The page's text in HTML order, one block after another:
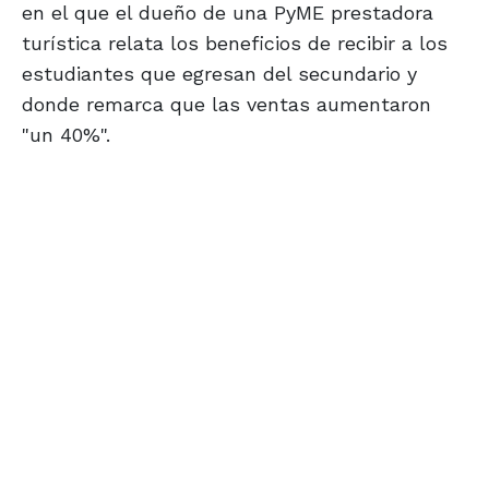
en el que el dueño de una PyME prestadora
turística relata los beneficios de recibir a los
estudiantes que egresan del secundario y
donde remarca que las ventas aumentaron
"un 40%".